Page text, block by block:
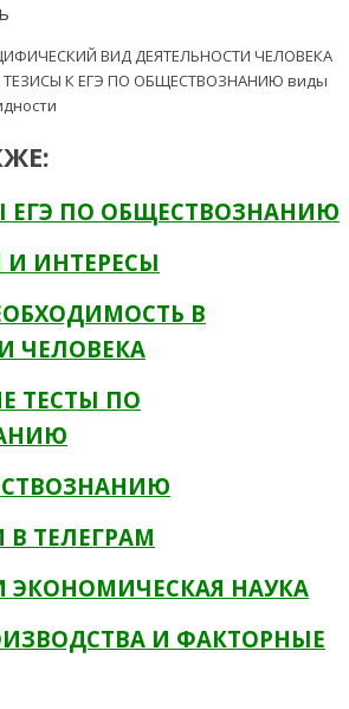
ЕГЭ ПО ОБЩЕСТВОЗНАНИЮ
И ИНТЕРЕСЫ
В
ЧЕЛОВЕКА
ТЕСТЫ ПО
ТЕЛЕГРАМ
НАУКА
И ФАКТОРНЫЕ